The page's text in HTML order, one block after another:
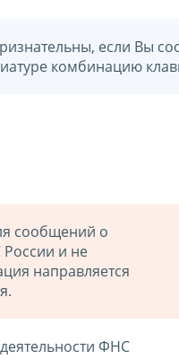
если Вы
комбинацию
сообщений о
и не
направляется
ФНС